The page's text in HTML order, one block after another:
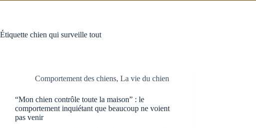
Étiquette chien qui surveille tout
Comportement des chiens, La vie du chien
“Mon chien contrôle toute la maison” : le
comportement inquiétant que beaucoup ne voient
pas venir